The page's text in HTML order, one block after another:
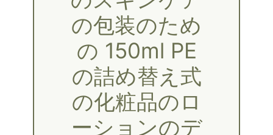
の包装のため
の 150ml PE
の詰め替え式
の化粧品のロ
ーションのデ